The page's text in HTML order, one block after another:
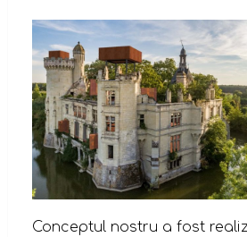
Conceptul nostru a fost